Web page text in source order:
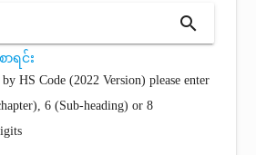
search
ရင်း
HS Code (2022 Version) please enter
6 (Sub-heading) or 8